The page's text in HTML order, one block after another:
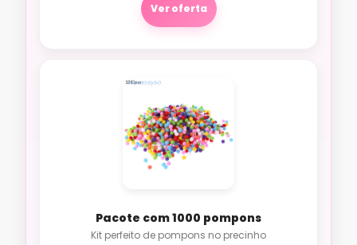
Ver oferta
Pacote com 1000 pompons
Kit perfeito de pompons no precinho